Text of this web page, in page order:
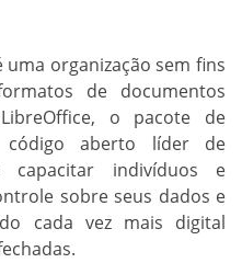
organização sem fins
de documentos
o pacote de
aberto líder de
capacitar indivíduos e
sobre seus dados e
cada vez mais digital